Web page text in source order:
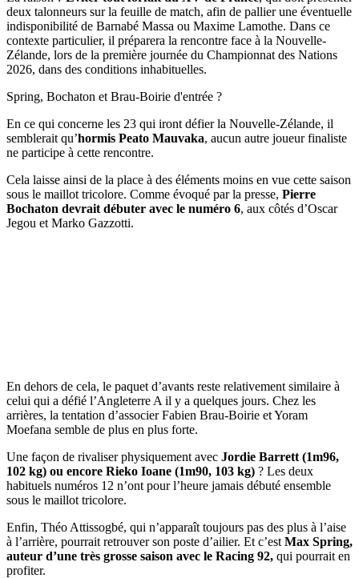
deux talonneurs sur la feuille de match, afin de pallier une éventuelle
indisponibilité de Barnabé Massa ou Maxime Lamothe. Dans ce
contexte particulier, il préparera la rencontre face à la Nouvelle-
Zélande, lors de la première journée du Championnat des Nations
2026, dans des conditions inhabituelles.
Spring, Bochaton et Brau-Boirie d'entrée ?
En ce qui concerne les 23 qui iront défier la Nouvelle-Zélande, il
semblerait qu’hormis Peato Mauvaka, aucun autre joueur finaliste
ne participe à cette rencontre.
Cela laisse ainsi de la place à des éléments moins en vue cette saison
sous le maillot tricolore. Comme évoqué par la presse, Pierre
Bochaton devrait débuter avec le numéro 6, aux côtés d’Oscar
Jegou et Marko Gazzotti.
En dehors de cela, le paquet d’avants reste relativement similaire à
celui qui a défié l’Angleterre A il y a quelques jours. Chez les
arrières, la tentation d’associer Fabien Brau-Boirie et Yoram
Moefana semble de plus en plus forte.
Une façon de rivaliser physiquement avec Jordie Barrett (1m96,
102 kg) ou encore Rieko Ioane (1m90, 103 kg) ? Les deux
habituels numéros 12 n’ont pour l’heure jamais débuté ensemble
sous le maillot tricolore.
Enfin, Théo Attissogbé, qui n’apparaît toujours pas des plus à l’aise
à l’arrière, pourrait retrouver son poste d’ailier. Et c’est Max Spring,
auteur d’une très grosse saison avec le Racing 92, qui pourrait en
profiter.